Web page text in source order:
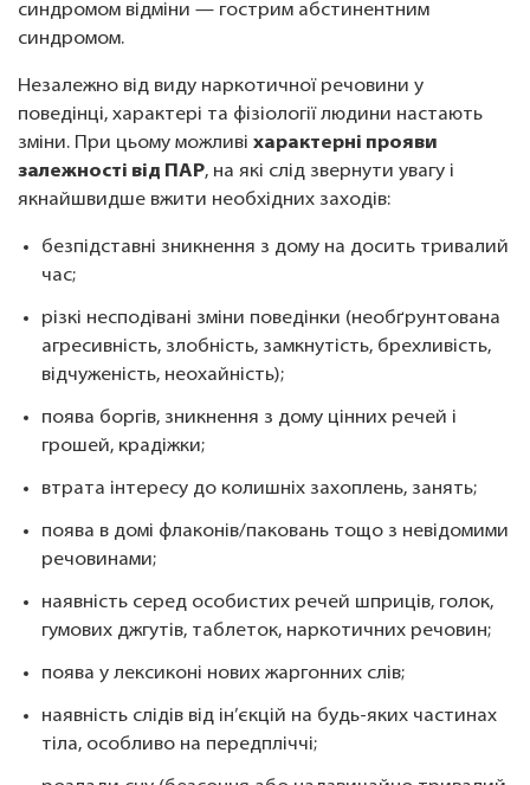
синдромом відміни — гострим абстинентним
синдромом.
Незалежно від виду наркотичної речовини у
поведінці, характері та фізіології людини настають
зміни. При цьому можливі характерні прояви
залежності від ПАР, на які слід звернути увагу і
якнайшвидше вжити необхідних заходів:
безпідставні зникнення з дому на досить тривалий
час;
різкі несподівані зміни поведінки (необґрунтована
агресивність, злобність, замкнутість, брехливість,
відчуженість, неохайність);
поява боргів, зникнення з дому цінних речей і
грошей, крадіжки;
втрата інтересу до колишніх захоплень, занять;
поява в домі флаконів/паковань тощо з невідомими
речовинами;
наявність серед особистих речей шприців, голок,
гумових джгутів, таблеток, наркотичних речовин;
поява у лексиконі нових жаргонних слів;
наявність слідів від ін’єкцій на будь-яких частинах
тіла, особливо на передпліччі;